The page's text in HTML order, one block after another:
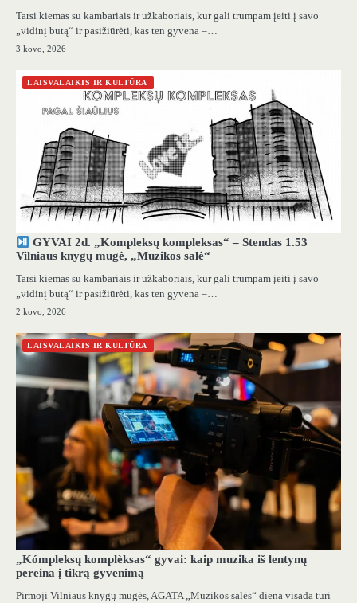
Tarsi kiemas su kambariais ir užkaboriais, kur gali trumpam įeiti į savo
„vidinį butą“ ir pasižiūrėti, kas ten gyvena –…
3 kovo, 2026
LAISVALAIKIS IR KULTŪRA
GYVAI 2d. „Kompleksų kompleksas“ – Stendas 1.53
Vilniaus knygų mugė, „Muzikos salė“
Tarsi kiemas su kambariais ir užkaboriais, kur gali trumpam įeiti į savo
„vidinį butą“ ir pasižiūrėti, kas ten gyvena –…
2 kovo, 2026
LAISVALAIKIS IR KULTŪRA
„Kómpleksų komplèksas“ gyvai: kaip muzika iš lentynų
pereina į tikrą gyvenimą
Pirmoji Vilniaus knygų mugės, AGATA „Muzikos salės“ diena visada turi